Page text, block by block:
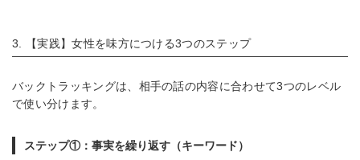
3. 【実践】女性を味方につける3つのステップ
バックトラッキングは、相手の話の内容に合わせて3つのレベル
で使い分けます。
ステップ①：事実を繰り返す（キーワード）